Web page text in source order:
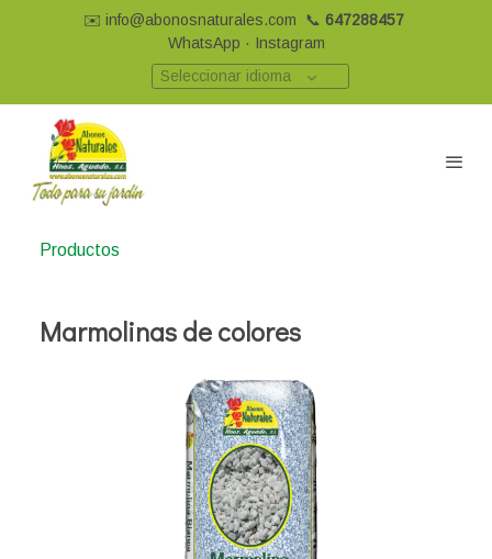
✉️ info@abonosnaturales.com 📞 647288457
WhatsApp · Instagram
Seleccionar idioma
Productos
Marmolinas de colores